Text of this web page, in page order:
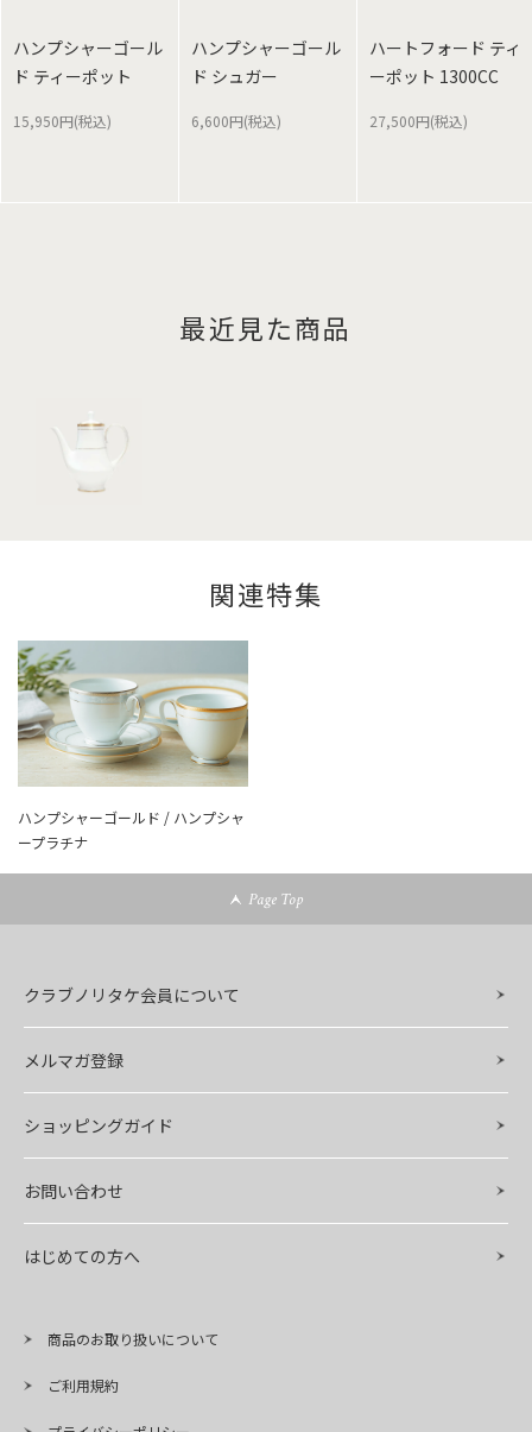
ハンプシャーゴール
ド ティーポット
15,950円(税込)
ハンプシャーゴール
ド シュガー
6,600円(税込)
ハートフォード ティ
ーポット 1300CC
27,500円(税込)
最近見た商品
関連特集
ハンプシャーゴールド / ハンプシャ
ープラチナ
Page Top
クラブノリタケ会員について
メルマガ登録
ショッピングガイド
お問い合わせ
はじめての方へ
商品のお取り扱いについて
ご利用規約